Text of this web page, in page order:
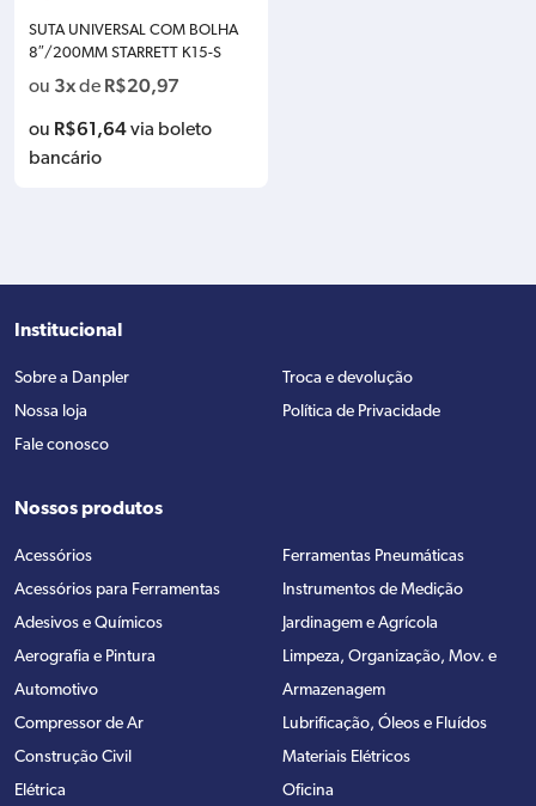
SUTA UNIVERSAL COM BOLHA
8″/200MM STARRETT K15-S
ou 3xde R$20,97
ou R$61,64via boleto
bancário
Institucional
Sobre a Danpler
Nossa loja
Fale conosco
Troca e devolução
Política de Privacidade
Nossos produtos
Acessórios
Acessórios para Ferramentas
Adesivos e Químicos
Aerografia e Pintura
Automotivo
Compressor de Ar
Construção Civil
Elétrica
Ferramentas Pneumáticas
Instrumentos de Medição
Jardinagem e Agrícola
Limpeza, Organização, Mov. e
Armazenagem
Lubrificação, Óleos e Fluídos
Materiais Elétricos
Oficina